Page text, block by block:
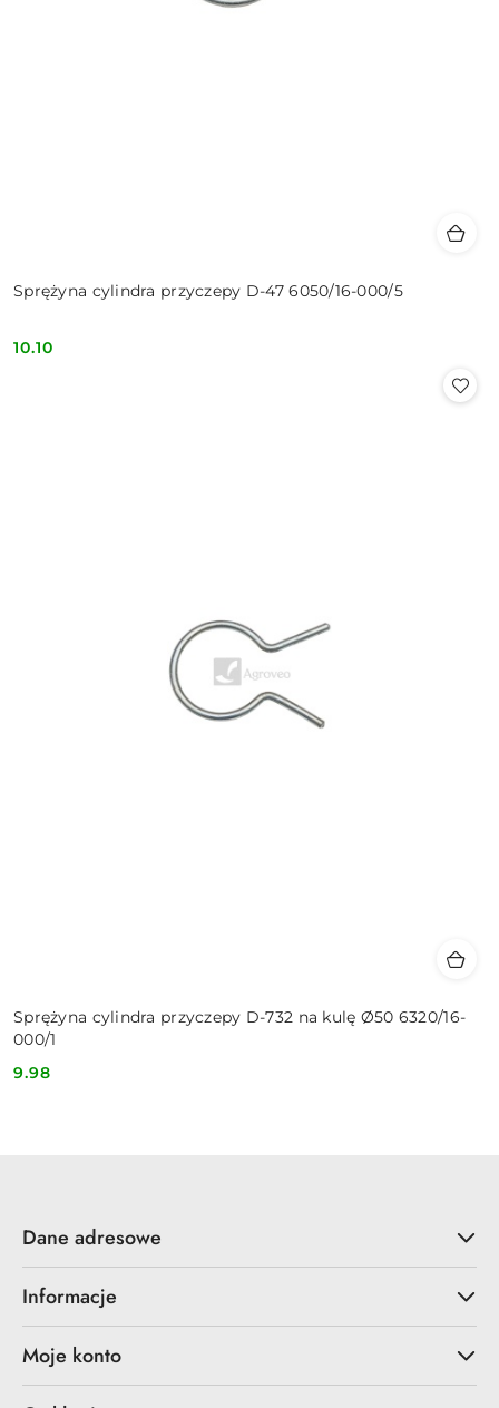
Sprężyna cylindra przyczepy D-47 6050/16-000/5
Cena:
10.10
Sprężyna cylindra przyczepy D-732 na kulę Ø50 6320/16-
000/1
Cena:
9.98
Dane adresowe
Informacje
Moje konto